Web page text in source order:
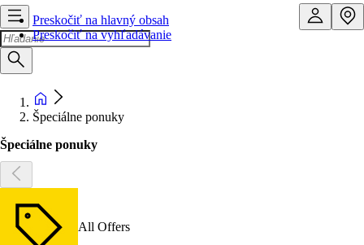
Preskočiť na hlavný obsah
Preskočiť na vyhľadávanie
Špeciálne ponuky
Špeciálne ponuky
All Offers